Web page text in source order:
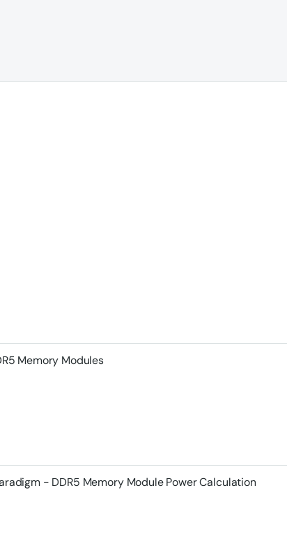
Memory Modules
- DDR5 Memory Module Power Calculation